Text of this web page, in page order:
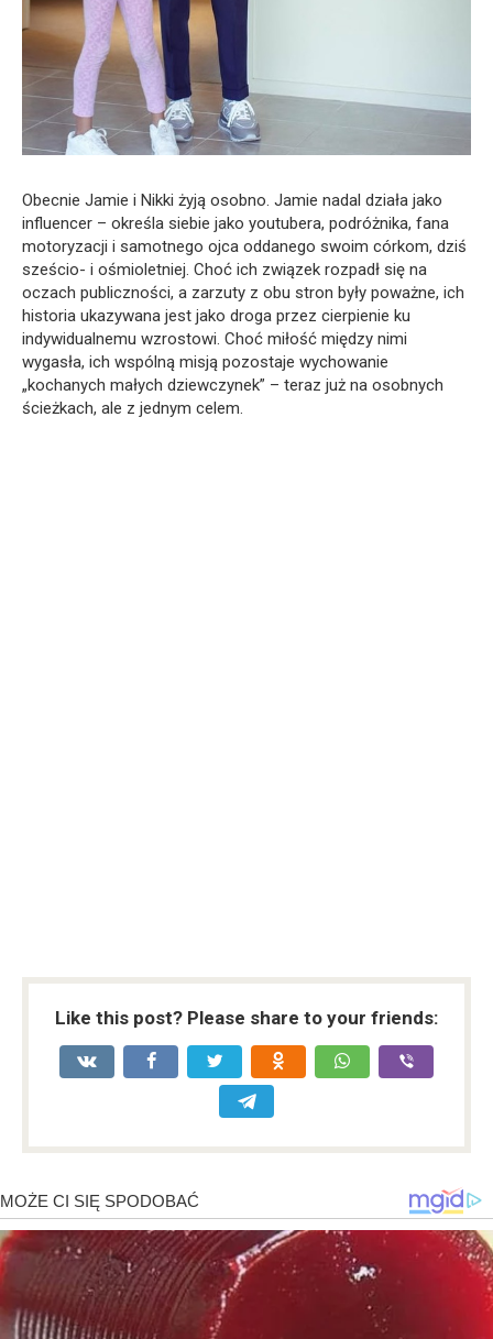
Obecnie Jamie i Nikki żyją osobno. Jamie nadal działa jako
influencer – określa siebie jako youtubera, podróżnika, fana
motoryzacji i samotnego ojca oddanego swoim córkom, dziś
sześcio- i ośmioletniej. Choć ich związek rozpadł się na
oczach publiczności, a zarzuty z obu stron były poważne, ich
historia ukazywana jest jako droga przez cierpienie ku
indywidualnemu wzrostowi. Choć miłość między nimi
wygasła, ich wspólną misją pozostaje wychowanie
„kochanych małych dziewczynek” – teraz już na osobnych
ścieżkach, ale z jednym celem.
Like this post? Please share to your friends: